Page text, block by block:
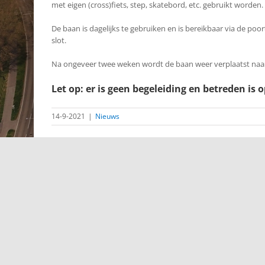
met eigen (cross)fiets, step, skatebord, etc. gebruikt worden.
De baan is dagelijks te gebruiken en is bereikbaar via de
slot.
Na ongeveer twee weken wordt de baan weer verplaatst
Let op: er is geen begeleiding en betreden is
14-9-2021 | Nieuws